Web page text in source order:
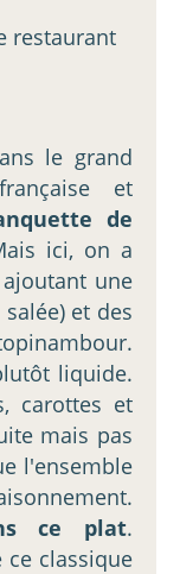
le grand
et
de
ici, on a
une
et des
liquide.
carottes et
mais pas
l'ensemble
ce plat.
classique